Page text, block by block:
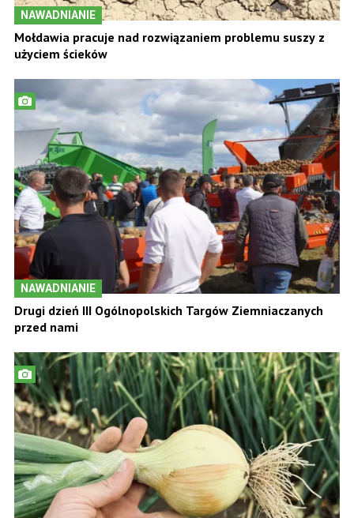
NAWADNIANIE
Mołdawia pracuje nad rozwiązaniem problemu suszy z
użyciem ścieków
NAWADNIANIE
Drugi dzień III Ogólnopolskich Targów Ziemniaczanych
przed nami